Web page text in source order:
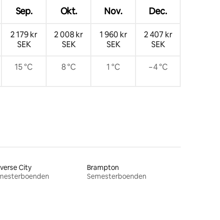
Sep. Okt. Nov. Dec.
2 179 kr
SEK
2 008 kr
SEK
1 960 kr
SEK
2 407 kr
SEK
15 °C 8 °C 1 °C −4 °C
City
Brampton
Semesterboenden